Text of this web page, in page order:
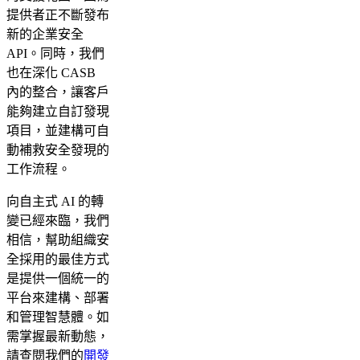
提供者正不斷發布
新的企業安全
API。同時，我們
也在深化 CASB
內的整合，讓客戶
能夠建立自訂發現
項目，並建構可自
動補救安全發現的
工作流程。
向自主式 AI 的轉
變已經來臨，我們
相信，幫助組織安
全採用的最佳方式
是提供一個統一的
平台來建構、部署
和管理智慧體。如
需掌握最新動態，
請查閱我們的開發